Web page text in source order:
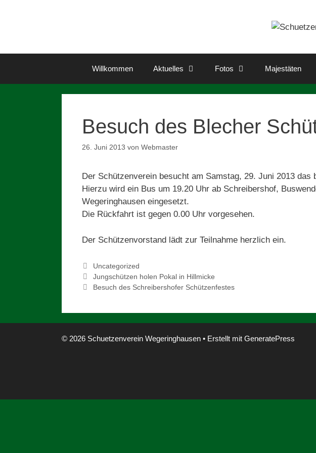
Willkommen Aktuelles Fotos Majestäten
Besuch des Blecher
26. Juni 2013 von Webmaster
Der Schützenverein besucht am Samstag, 29. Juni 2013
Hierzu wird ein Bus um 19.20 Uhr ab Schreibershof,
Wegeringhausen eingesetzt.
Die Rückfahrt ist gegen 0.00 Uhr vorgesehen.
Der Schützenvorstand lädt zur Teilnahme herzlich ein.
Kategorien
Uncategorized
Jungschützen holen Pokal in Hillmicke
Besuch des Schreibershofer Schützenfestes
© 2026 Schuetzenverein Wegeringhausen • Erstellt mit GeneratePress